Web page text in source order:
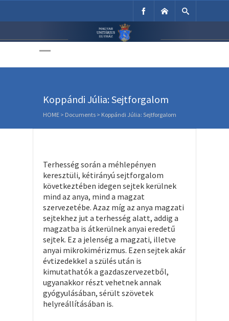
Unitárius Egyház
Koppándi Júlia: Sejtforgalom
HOME > Documents > Koppándi Júlia: Sejtforgalom
Terhesség során a méhlepényen
keresztüli, kétirányú sejtforgalom
következtében idegen sejtek kerülnek
mind az anya, mind a magzat
szervezetébe. Azaz míg az anya magzati
sejtekhez jut a terhesség alatt, addig a
magzatba is átkerülnek anyai eredetű
sejtek. Ez a jelenség a magzati, illetve
anyai mikrokimérizmus. Ezen sejtek akár
évtizedekkel a szülés után is
kimutathatók a gazdaszervezetből,
ugyanakkor részt vehetnek annak
gyógyulásában, sérült szövetek
helyreállításában is.